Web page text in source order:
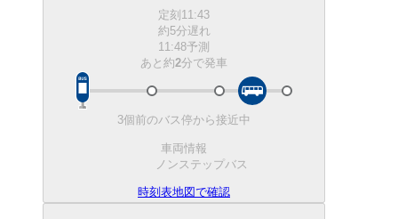
定刻 11:43
約5分遅れ
11:48予測
あと約2分で発車
3個前のバス停から接近中
車両情報
ノンステップバス
時刻表地図で確認